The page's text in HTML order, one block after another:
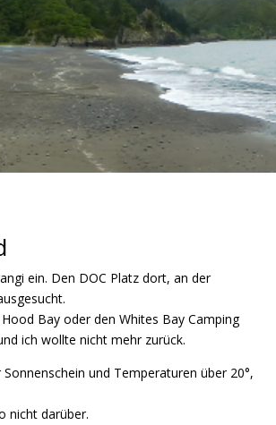
ein. Den DOC Platz dort, an der
Bay oder den Whites Bay Camping
ich wollte nicht mehr zurück.
und Temperaturen über 20°,
nicht darüber.